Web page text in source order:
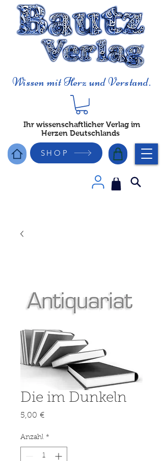
Wissen mit Herz und Verstand.
Ihr wissenschaftlicher Verlag im
Herzen Deutschlands
SHOP
Die im Dunkeln
5,00 €Preis
Anzahl *